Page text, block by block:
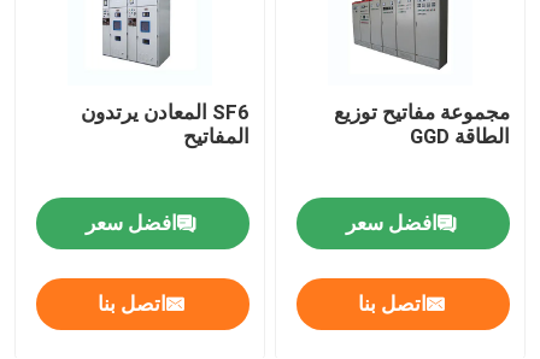
مجموعة مفاتيح توزيع
الطاقة GGD
افضل سعر
اتصل بنا
SF6 المعادن يرتدون
المفاتيح
افضل سعر
اتصل بنا